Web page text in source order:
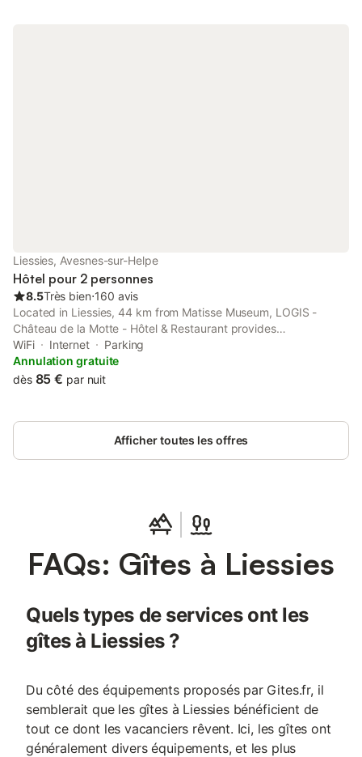
Liessies, Avesnes-sur-Helpe
Hôtel pour 2 personnes
8.5Très bien⋅160 avis
Located in Liessies, 44 km from Matisse Museum, LOGIS -
Château de la Motte - Hôtel & Restaurant provides
accommodation with a garden, free private parking, a shared
lounge and a terrace.
WiFi Internet
Parking
Annulation gratuite
dès 85 € par nuit
Afficher toutes les offres
FAQs: Gîtes à Liessies
Quels types de services ont les
gîtes à Liessies ?
Du côté des équipements proposés par Gites.fr, il
semblerait que les gîtes à Liessies bénéficient de
tout ce dont les vacanciers rêvent. Ici, les gîtes ont
généralement divers équipements, et les plus